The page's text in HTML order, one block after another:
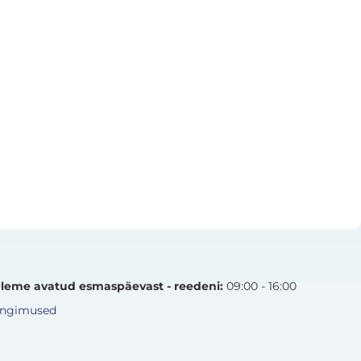
avatud esmaspäevast - reedeni: 09:00 - 16:00